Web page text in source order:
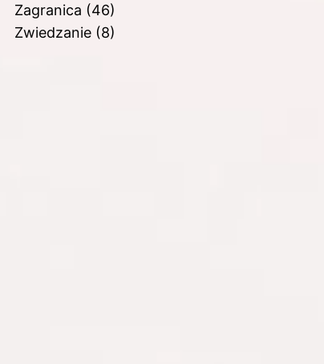
Zagranica (46)
Zwiedzanie(8)